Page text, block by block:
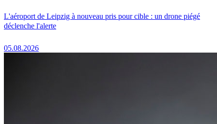
L'aéroport de Leipzig à nouveau pris pour cible : un drone piégé
déclenche l'alerte
05.08.2026